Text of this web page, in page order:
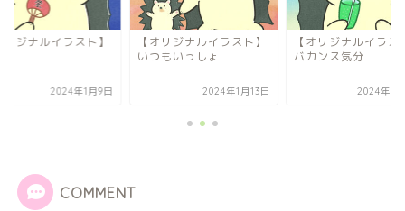
ジナルイラスト】
2024年1月9日
【オリジナルイラスト】
いつもいっしょ
2024年1月13日
【オリジナルイラス
バカンス気分
2024年1
COMMENT